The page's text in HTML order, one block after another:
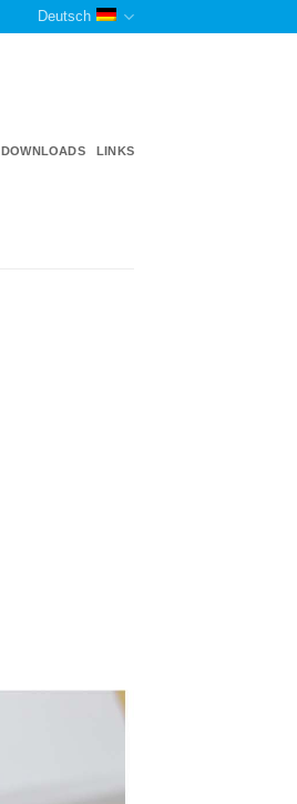
Deutsch
DOWNLOADS LINKS